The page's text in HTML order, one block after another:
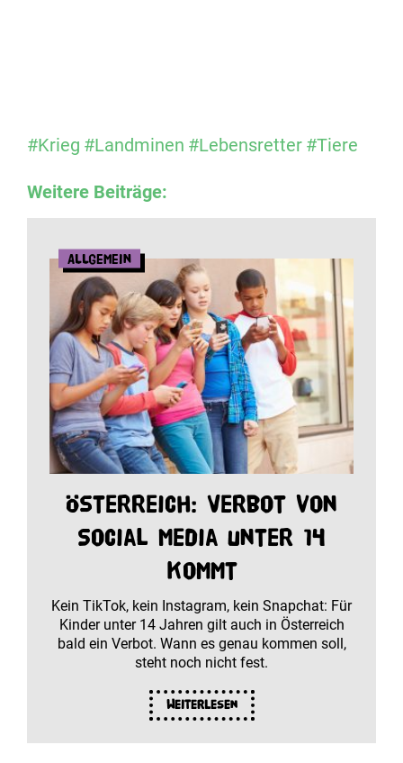
#Krieg #Landminen #Lebensretter #Tiere
Weitere Beiträge:
Allgemein
Österreich: Verbot von
Social Media unter 14
kommt
Kein TikTok, kein Instagram, kein Snapchat: Für
Kinder unter 14 Jahren gilt auch in Österreich
bald ein Verbot. Wann es genau kommen soll,
steht noch nicht fest.
Weiterlesen